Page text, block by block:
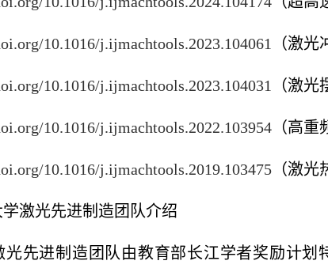
10.1016/j.ijmachtools.2023.104061 （激光
10.1016/j.ijmachtools.2023.104031 （激光
10.1016/j.ijmachtools.2022.103954 （高重
10.1016/j.ijmachtools.2019.103475 （激光
激光先进制造团队介绍
光先进制造团队由教育部长江学者奖励计划